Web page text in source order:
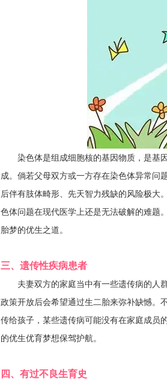
染色体是组成细胞核的基因物质，是基因
成。倘若父母双方或一方存在染色体异常问
后伴有肢体畸形、先天智力残缺的风险极大
色体问题在现代医学上还是无法破解的难题
胎梦的优生之道。
三、遗传性疾病患者
夫妻双方的家庭当中有一些遗传病的人群
政策开放后会希望通过生二胎来弥补缺憾。
传给孩子，某些遗传病可能没有在家庭成员
的优生优育梦想保驾护航。
四、有过不良生育史